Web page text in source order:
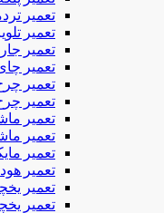
تعمیر
تعمیر
تعمیر
تعمیر
تعمیر
تعمیر
تعمیر
تعمیر
تعمیر
تعمیر هود
تعمیر
تعمیر